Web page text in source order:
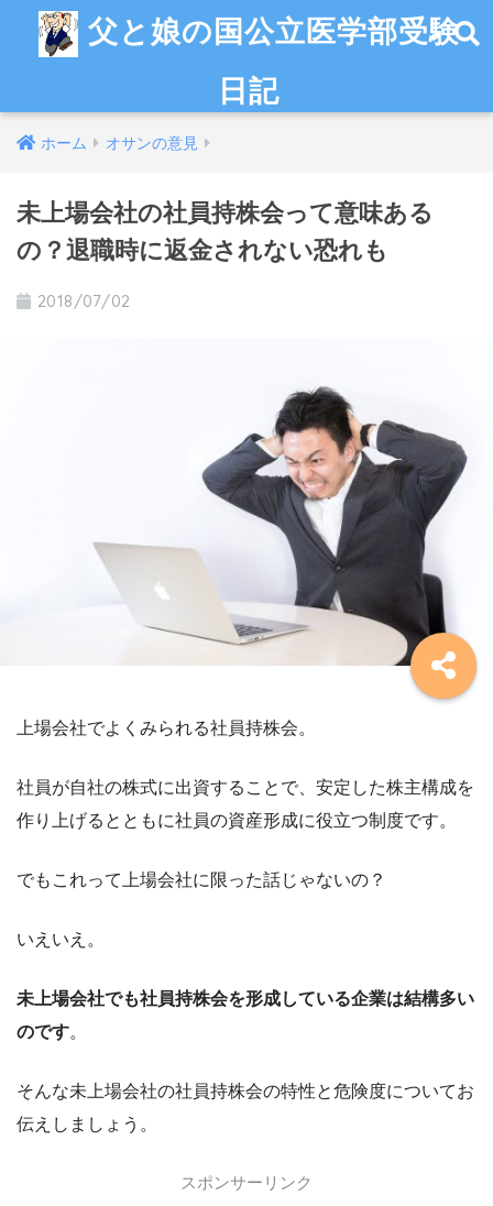
父と娘の国公立医学部受験
日記
ホーム オサンの意見
未上場会社の社員持株会って意味ある
の？退職時に返金されない恐れも
2018/07/02
上場会社でよくみられる社員持株会。
社員が自社の株式に出資することで、安定した株主構成を
作り上げるとともに社員の資産形成に役立つ制度です。
でもこれって上場会社に限った話じゃないの？
いえいえ。
未上場会社でも社員持株会を形成している企業は結構多い
のです。
そんな未上場会社の社員持株会の特性と危険度についてお
伝えしましょう。
スポンサーリンク